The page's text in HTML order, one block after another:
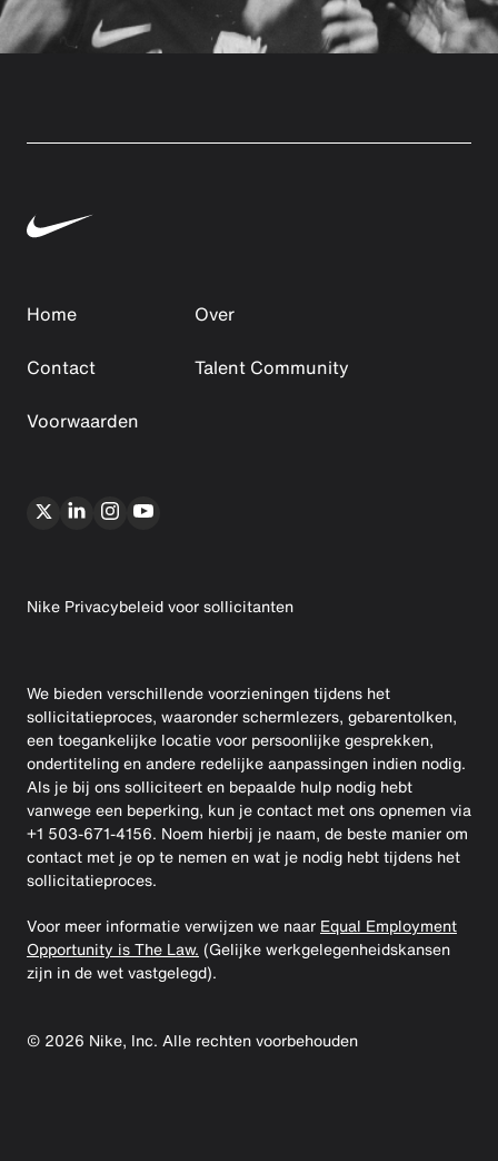
Home
Over
Contact
Talent Community
Voorwaarden
Nike Privacybeleid voor sollicitanten
We bieden verschillende voorzieningen tijdens het
sollicitatieproces, waaronder schermlezers, gebarentolken,
een toegankelijke locatie voor persoonlijke gesprekken,
ondertiteling en andere redelijke aanpassingen indien nodig.
Als je bij ons solliciteert en bepaalde hulp nodig hebt
vanwege een beperking, kun je contact met ons opnemen via
+1 503-671-4156. Noem hierbij je naam, de beste manier om
contact met je op te nemen en wat je nodig hebt tijdens het
sollicitatieproces.
Voor meer informatie verwijzen we naar Equal Employment
Opportunity is The Law. (Gelijke werkgelegenheidskansen
zijn in de wet vastgelegd).
© 2026 Nike, Inc. Alle rechten voorbehouden